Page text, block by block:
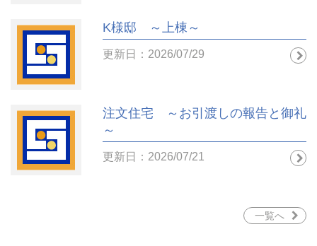
K様邸 ～上棟～
更新日：2026/07/29
注文住宅 ～お引渡しの報告と御礼
～
更新日：2026/07/21
一覧へ